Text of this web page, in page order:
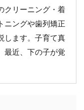
クリーニング・着
ニングや歯列矯正
します。子育て真
最近、下の子が覚